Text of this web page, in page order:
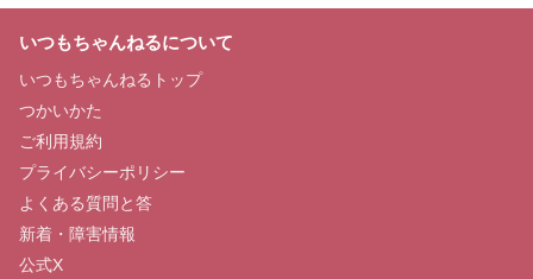
いつもちゃんねるについて
いつもちゃんねるトップ
つかいかた
ご利用規約
プライバシーポリシー
よくある質問と答
新着・障害情報
公式X